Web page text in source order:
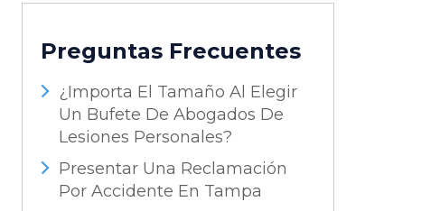
Preguntas Frecuentes
¿Importa El Tamaño Al Elegir
Un Bufete De Abogados De
Lesiones Personales?
Presentar Una Reclamación
Por Accidente En Tampa